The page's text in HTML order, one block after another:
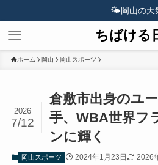
🌤️岡山の天
ちばける
ホーム 岡山 岡山スポーツ
倉敷市出身のユ
手、WBA世界フ
ンに輝く
2026
7/12
岡山スポーツ 2024年1月23日 2026